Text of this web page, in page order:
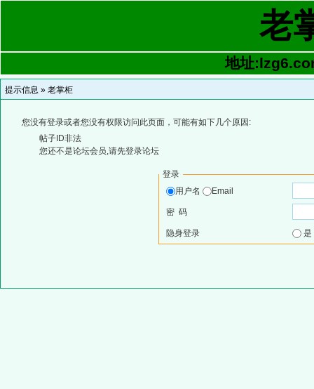
老
地址
提示信息 » 老掌柜
您没有登录或者您没有权限访问此页面，可能有如下几个原因:
帖子ID非法
您还不是论坛会员,请先登录论坛
登录
用户名
Email
密 码
隐身登录